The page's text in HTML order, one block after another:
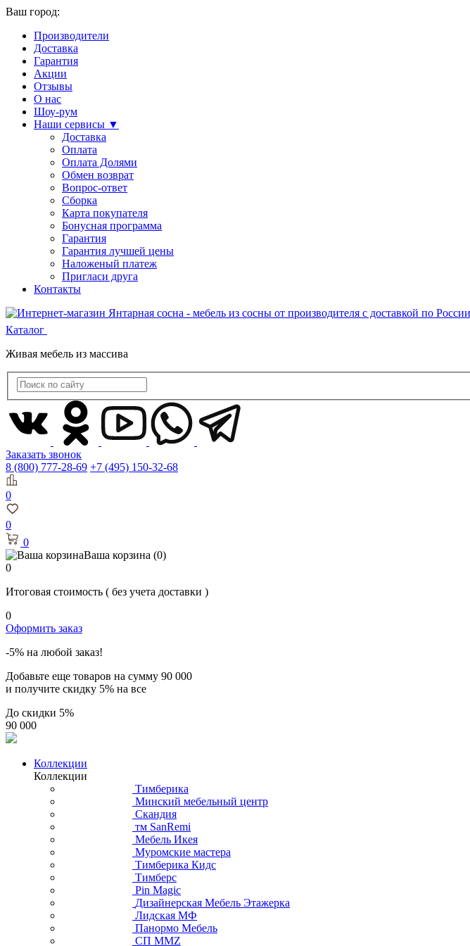
Ваш город:
Производители
Доставка
Гарантия
Акции
Отзывы
О нас
Шоу-рум
Наши сервисы ▼
Доставка
Оплата
Оплата Долями
Обмен возврат
Вопрос-ответ
Сборка
Карта покупателя
Бонусная программа
Гарантия
Гарантия лучшей цены
Наложеный платеж
Пригласи друга
Контакты
Каталог
Живая мебель из массива
Заказать звонок
8 (800) 777-28-69 +7 (495) 150-32-68
0
0
0
Ваша корзина (0)
0
Итоговая стоимость ( без учета доставки )
0
Оформить заказ
-5% на любой заказ!
Добавьте еще товаров на сумму 90 000
и получите скидку 5% на все
До скидки 5%
90 000
Коллекции
Коллекции
Тимберика
Минский мебельный центр
Скандия
тм SanRemi
Мебель Икея
Муромские мастера
Тимберика Кидс
Тимберс
Pin Magic
Дизайнерская Мебель Этажерка
Лидская МФ
Панормо Мебель
СП ММZ